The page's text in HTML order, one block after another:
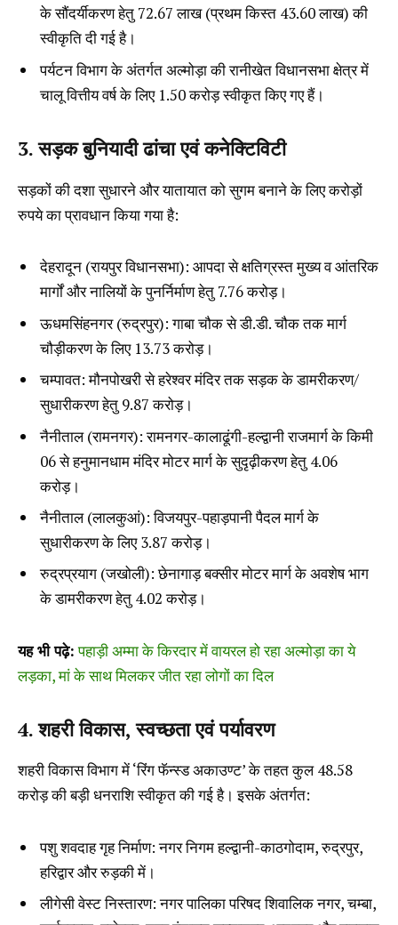
के सौंदर्यीकरण हेतु ₹72.67 लाख (प्रथम किस्त ₹43.60 लाख) की
स्वीकृति दी गई है।
पर्यटन विभाग के अंतर्गत अल्मोड़ा की रानीखेत विधानसभा क्षेत्र में
चालू वित्तीय वर्ष के लिए ₹1.50 करोड़ स्वीकृत किए गए हैं।
3. सड़क बुनियादी ढांचा एवं कनेक्टिविटी
सड़कों की दशा सुधारने और यातायात को सुगम बनाने के लिए करोड़ों
रुपये का प्रावधान किया गया है:
देहरादून (रायपुर विधानसभा): आपदा से क्षतिग्रस्त मुख्य व आंतरिक
मार्गों और नालियों के पुनर्निर्माण हेतु ₹7.76 करोड़।
ऊधमसिंहनगर (रुद्रपुर): गाबा चौक से डी.डी. चौक तक मार्ग
चौड़ीकरण के लिए ₹13.73 करोड़।
चम्पावत: मौनपोखरी से हरेश्वर मंदिर तक सड़क के डामरीकरण/
सुधारीकरण हेतु ₹9.87 करोड़।
नैनीताल (रामनगर): रामनगर-कालाढूंगी-हल्द्वानी राजमार्ग के किमी
06 से हनुमानधाम मंदिर मोटर मार्ग के सुदृढ़ीकरण हेतु ₹4.06
करोड़।
नैनीताल (लालकुआं): विजयपुर-पहाड़पानी पैदल मार्ग के
सुधारीकरण के लिए ₹3.87 करोड़।
रुद्रप्रयाग (जखोली): छेनागाड़ बक्सीर मोटर मार्ग के अवशेष भाग
के डामरीकरण हेतु ₹4.02 करोड़।
यह भी पढ़े: पहाड़ी अम्मा के किरदार में वायरल हो रहा अल्मोड़ा का ये
लड़का, मां के साथ मिलकर जीत रहा लोगों का दिल
4. शहरी विकास, स्वच्छता एवं पर्यावरण
शहरी विकास विभाग में ‘रिंग फॅन्स्ड अकाउण्ट’ के तहत कुल ₹48.58
करोड़ की बड़ी धनराशि स्वीकृत की गई है। इसके अंतर्गत:
पशु शवदाह गृह निर्माण: नगर निगम हल्द्वानी-काठगोदाम, रुद्रपुर,
हरिद्वार और रुड़की में।
लीगेसी वेस्ट निस्तारण: नगर पालिका परिषद शिवालिक नगर, चम्बा,